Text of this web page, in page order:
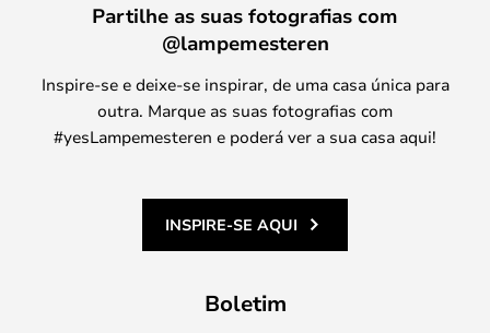
Partilhe as suas fotografias com
@lampemesteren
Inspire-se e deixe-se inspirar, de uma casa única para
outra. Marque as suas fotografias com
#yesLampemesteren e poderá ver a sua casa aqui!
INSPIRE-SE AQUI
Boletim